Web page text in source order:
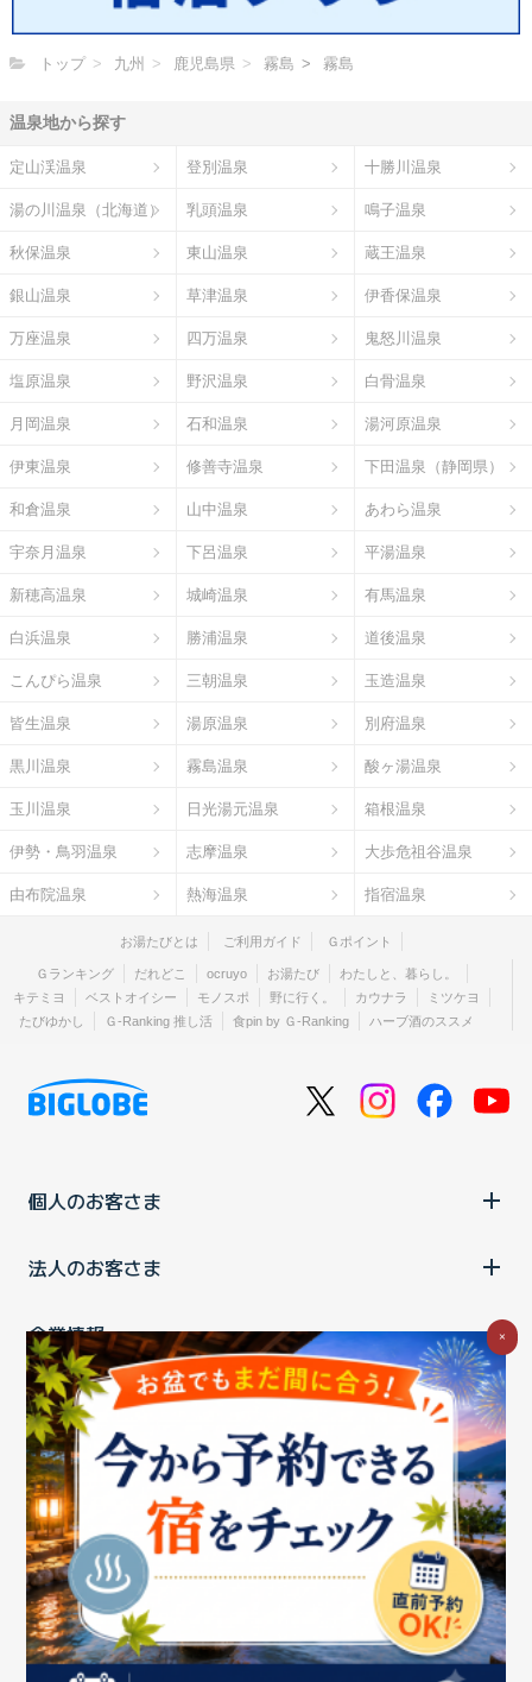
トップ 九州 鹿児島県 霧島 霧島
温泉地から探す
定山渓温泉 登別温泉 十勝川温泉
湯の川温泉（北海道） 乳頭温泉 鳴子温泉
秋保温泉 東山温泉 蔵王温泉
銀山温泉 草津温泉 伊香保温泉
万座温泉 四万温泉 鬼怒川温泉
塩原温泉 野沢温泉 白骨温泉
月岡温泉 石和温泉 湯河原温泉
伊東温泉 修善寺温泉 下田温泉（静岡県）
和倉温泉 山中温泉 あわら温泉
宇奈月温泉 下呂温泉 平湯温泉
新穂高温泉 城崎温泉 有馬温泉
白浜温泉 勝浦温泉 道後温泉
こんぴら温泉 三朝温泉 玉造温泉
皆生温泉 湯原温泉 別府温泉
黒川温泉 霧島温泉 酸ヶ湯温泉
玉川温泉 日光湯元温泉 箱根温泉
伊勢・鳥羽温泉 志摩温泉 大歩危祖谷温泉
由布院温泉 熱海温泉 指宿温泉
お湯たびとは ご利用ガイド Ｇポイント
Ｇランキング だれどこ ocruyo お湯たび
わたしと、暮らし。
キテミヨ
ベストオイシー モノスポ 野に行く。 カウナラ
ミツケヨ
たびゆかし
Ｇ-Ranking 推し活 食pin by Ｇ-Ranking ハーブ酒のススメ
個人のお客さま
法人のお客さま
企業情報
ご利用中の方
お問い合わせ消費税の表示 ウェブアクセシビリティの取り組み
個人情報保護ポリシープライバシーポータル
Cookieポリシー
特定商取引法に基づく表記情報セキュリティ基本方針
商標についてBIGLOBEトップ
×